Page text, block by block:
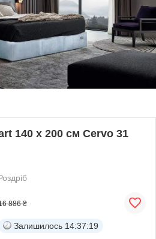
140 х 200 см Cervo 31
886 ₴
Залишилось 14:37:18